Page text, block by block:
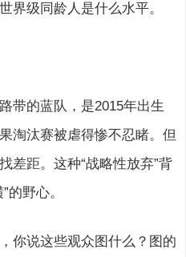
界级同龄人是什么水平。
带的蓝队，是2015年出生
淘汰赛被虐得惨不忍睹。但
差距。这种“战略性放弃”背
的野心。
你说这些观众图什么？图的